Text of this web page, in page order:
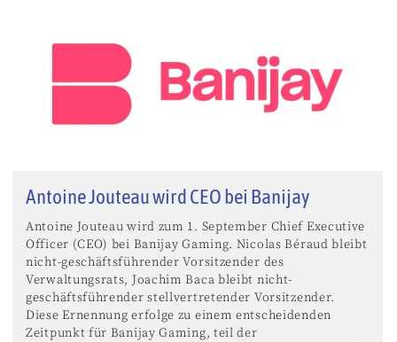
Antoine Jouteau wird CEO bei Banijay
Antoine Jouteau wird zum 1. September Chief Executive
Officer (CEO) bei Banijay Gaming. Nicolas Béraud bleibt
nicht-geschäftsführender Vorsitzender des
Verwaltungsrats, Joachim Baca bleibt nicht-
geschäftsführender stellvertretender Vorsitzender.
Diese Ernennung erfolge zu einem entscheidenden
Zeitpunkt für Banijay Gaming, teil der